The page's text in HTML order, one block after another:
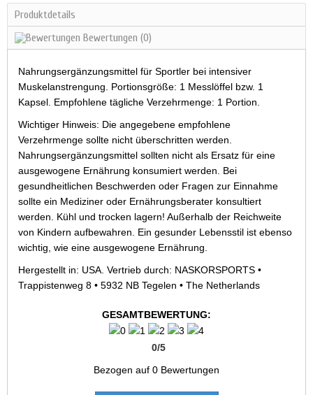
Produktdetails
Bewertungen (0)
Nahrungsergänzungsmittel für Sportler bei intensiver
Muskelanstrengung. Portionsgröße: 1 Messlöffel bzw. 1
Kapsel. Empfohlene tägliche Verzehrmenge: 1 Portion.
Wichtiger Hinweis: Die angegebene empfohlene
Verzehrmenge sollte nicht überschritten werden.
Nahrungsergänzungsmittel sollten nicht als Ersatz für eine
ausgewogene Ernährung konsumiert werden. Bei
gesundheitlichen Beschwerden oder Fragen zur Einnahme
sollte ein Mediziner oder Ernährungsberater konsultiert
werden. Kühl und trocken lagern! Außerhalb der Reichweite
von Kindern aufbewahren. Ein gesunder Lebensstil ist ebenso
wichtig, wie eine ausgewogene Ernährung.
Hergestellt in: USA. Vertrieb durch: NASKORSPORTS •
Trappistenweg 8 • 5932 NB Tegelen • The Netherlands
GESAMTBEWERTUNG:
0/5
Bezogen auf 0 Bewertungen